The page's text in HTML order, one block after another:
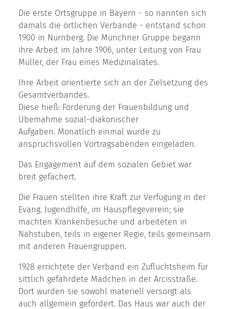
Die erste Ortsgruppe in Bayern - so nannten sich
damals die örtlichen Verbände - entstand schon
1900 in Nürnberg. Die Münchner Gruppe begann
ihre Arbeit im Jahre 1906, unter Leitung von Frau
Müller, der Frau eines Medizinalrates.
Ihre Arbeit orientierte sich an der Zielsetzung des
Gesamtverbandes.
Diese hieß: Förderung der Frauenbildung und
Übemahme sozial-diakonischer
Aufgaben. Monatlich einmal wurde zu
anspruchsvollen Vortragsabenden eingeladen.
Das Engagement auf dem sozialen Gebiet war
breit gefächert.
Die Frauen stellten ihre Kraft zur Verfügung in der
Evang. Jugendhilfe, im Hauspflegeverein; sie
machten Krankenbesuche und arbeiteten in
Nähstuben, teils in eigener Regie, teils gemeinsam
mit anderen Frauengruppen.
1928 errichtete der Verband ein Zufluchtsheim für
sittlich gefährdete Mädchen in der Arcisstraße.
Dort wurden sie sowohl materiell versorgt als
auch allgemein gefördert. Das Haus war auch der